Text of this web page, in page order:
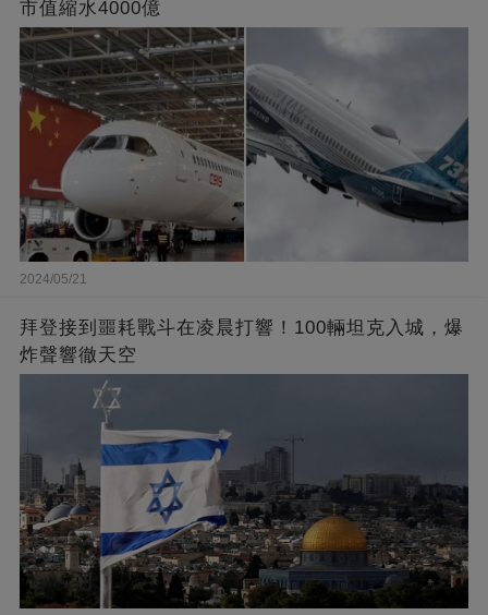
市值縮水4000億
2024/05/21
拜登接到噩耗戰斗在凌晨打響！100輛坦克入城，爆
炸聲響徹天空